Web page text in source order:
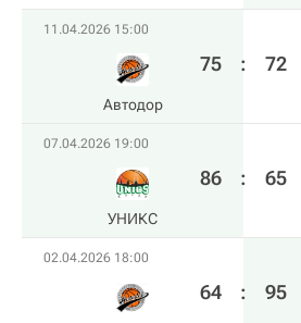
11.04.2026 15:00
Автодор
75 : 72
07.04.2026 19:00
УНИКС
86 : 65
02.04.2026 18:00
64 : 95